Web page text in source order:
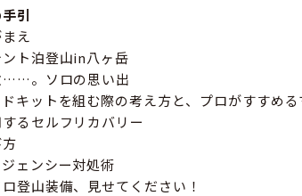
引
え
ント泊登山in八ヶ岳
……。ソロの思い出
キットを組む際の考え方と、プロがすすめ
るセルフリカバリー
ェンシー対処術
登山装備、見せてください！